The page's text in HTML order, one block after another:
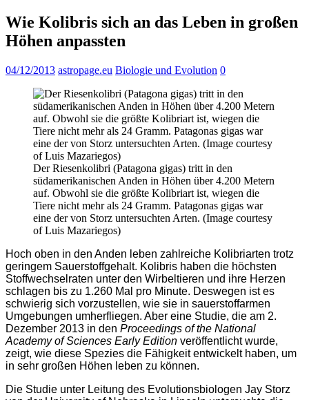
Wie Kolibris sich an das Leben in großen
Höhen anpassten
04/12/2013 astropage.eu Biologie und Evolution 0
Der Riesenkolibri (Patagona gigas) tritt in den
südamerikanischen Anden in Höhen über 4.200 Metern
auf. Obwohl sie die größte Kolibriart ist, wiegen die
Tiere nicht mehr als 24 Gramm. Patagonas gigas war
eine der von Storz untersuchten Arten. (Image courtesy
of Luis Mazariegos)
Hoch oben in den Anden leben zahlreiche Kolibriarten trotz
geringem Sauerstoffgehalt. Kolibris haben die höchsten
Stoffwechselraten unter den Wirbeltieren und ihre Herzen
schlagen bis zu 1.260 Mal pro Minute. Deswegen ist es
schwierig sich vorzustellen, wie sie in sauerstoffarmen
Umgebungen umherfliegen. Aber eine Studie, die am 2.
Dezember 2013 in den Proceedings of the National
Academy of Sciences Early Edition veröffentlicht wurde,
zeigt, wie diese Spezies die Fähigkeit entwickelt haben, um
in sehr großen Höhen leben zu können.
Die Studie unter Leitung des Evolutionsbiologen Jay Storz